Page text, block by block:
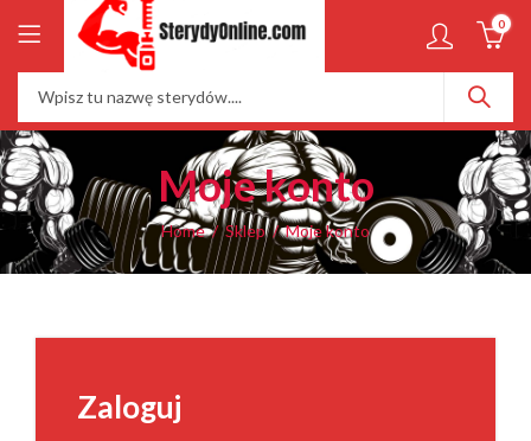
0
Moje konto
Home Sklep Moje konto
Zaloguj